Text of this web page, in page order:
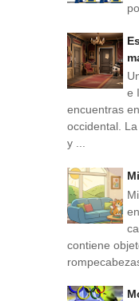
e
encuentras
occidental.
y ...
contiene